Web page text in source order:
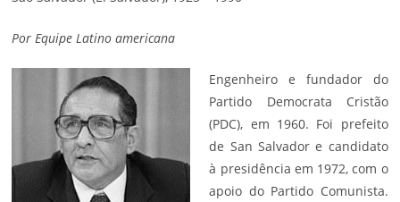
Por Equipe Latino americana
Engenheiro e fundador do
Partido Democrata Cristão
(PDC), em 1960. Foi prefeito
de San Salvador e candidato
à presidência em 1972, com o
apoio do Partido Comunista.